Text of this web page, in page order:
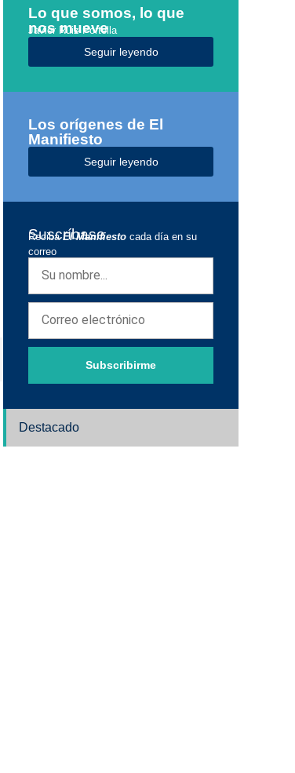
Lo que somos, lo que
nos mueve
Javier Ruiz Portella
Seguir leyendo
Los orígenes de El
Manifiesto
Seguir leyendo
Suscríbase
RecibaEl Manifiesto cada día en su
correo
Subscribirme
Destacado